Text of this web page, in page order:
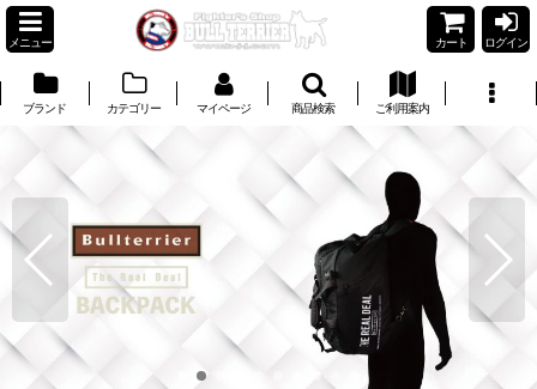
メニュー カート ログイン
ブランド カテゴリー マイページ 商品検索 ご利用案内